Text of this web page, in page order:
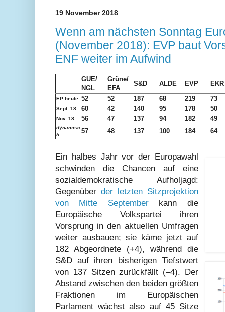
19 November 2018
Wenn am nächsten Sonntag
(November 2018): EVP baut
ENF weiter im Aufwind
GUE/
NGL
Grüne/
EFA
S&D ALDE EVP EKR
EP heute 52 52 187 68 219 73
Sept. 18 60 42 140 95 178 50
Nov. 18 56 47 137 94 182 49
dynamisc
h
57 48 137 100 184 64
Ein halbes Jahr vor der Europawahl
schwinden die Chancen auf eine
sozialdemokratische Aufholjagd:
Gegenüber der letzten Sitzprojektion
von Mitte September kann die
Europäische Volkspartei ihren
Vorsprung in den aktuellen Umfragen
weiter ausbauen; sie käme jetzt auf
182 Abgeordnete (+4), während die
S&D auf ihren bisherigen Tiefstwert
von 137 Sitzen zurückfällt (–4). Der
Abstand zwischen den beiden größten
Fraktionen im Europäischen
Parlament wächst also auf 45 Sitze